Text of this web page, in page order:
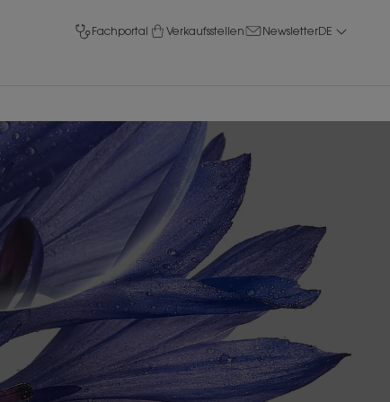
Fachportal Verkaufsstellen NewsletterDE